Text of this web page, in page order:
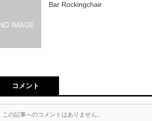
Bar Rockingchair
コメント
この記事へのコメントはありません。